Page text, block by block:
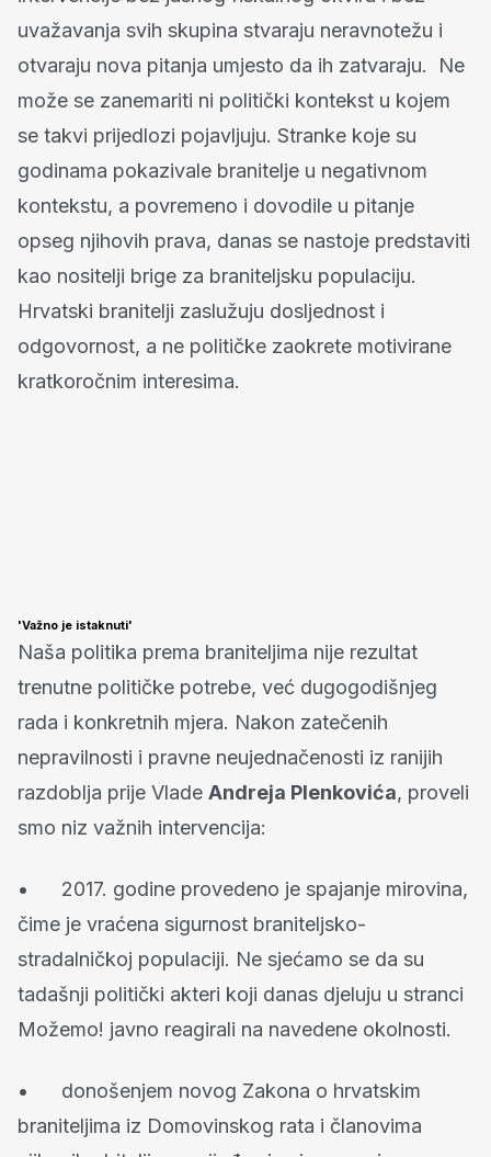
uvažavanja svih skupina stvaraju neravnotežu i
otvaraju nova pitanja umjesto da ih zatvaraju. Ne
može se zanemariti ni politički kontekst u kojem
se takvi prijedlozi pojavljuju. Stranke koje su
godinama pokazivale branitelje u negativnom
kontekstu, a povremeno i dovodile u pitanje
opseg njihovih prava, danas se nastoje predstaviti
kao nositelji brige za braniteljsku populaciju.
Hrvatski branitelji zaslužuju dosljednost i
odgovornost, a ne političke zaokrete motivirane
kratkoročnim interesima.
'Važno je istaknuti'
Naša politika prema braniteljima nije rezultat
trenutne političke potrebe, već dugogodišnjeg
rada i konkretnih mjera. Nakon zatečenih
nepravilnosti i pravne neujednačenosti iz ranijih
razdoblja prije Vlade Andreja Plenkovića, proveli
smo niz važnih intervencija:
• 2017. godine provedeno je spajanje mirovina,
čime je vraćena sigurnost braniteljsko-
stradalničkoj populaciji. Ne sjećamo se da su
tadašnji politički akteri koji danas djeluju u stranci
Možemo! javno reagirali na navedene okolnosti.
• donošenjem novog Zakona o hrvatskim
braniteljima iz Domovinskog rata i članovima